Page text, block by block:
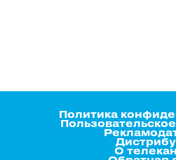
Политика
О